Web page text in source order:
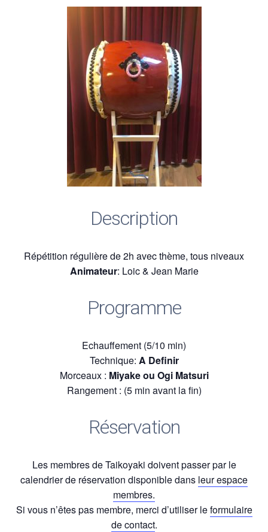
Description
Répétition régulière de 2h avec thème, tous niveaux
Animateur: Loic & Jean Marie
Programme
Echauffement (5/10 min)
Technique: A Definir
Morceaux : Miyake ou Ogi Matsuri
Rangement : (5 min avant la fin)
Réservation
Les membres de Taikoyaki doivent passer par le
calendrier de réservation disponible dans leur espace
membres.
Si vous n’êtes pas membre, merci d’utiliser leformulaire
de contact.